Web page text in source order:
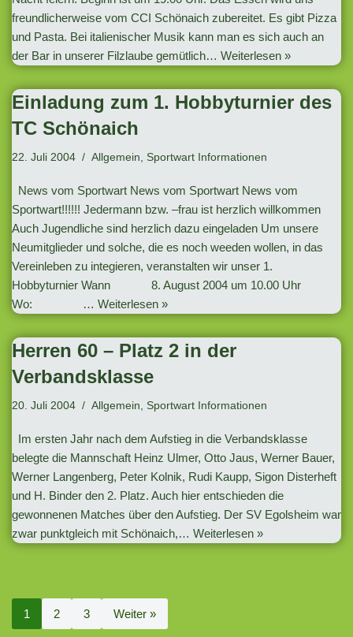
freundlicherweise vom CCI Schönaich zubereitet. Es gibt Pizza
und Pasta. Bei italienischer Musik kann man es sich auch an
der Bar in unserer Filzlaube gemütlich… Weiterlesen »
Einladung zum 1. Hobbyturnier des
TC Schönaich
22. Juli 2004 Allgemein, Sportwart Informationen
News vom Sportwart News vom Sportwart News vom
Sportwart!!!!!! Jedermann bzw. –frau ist herzlich willkommen
Auch Jugendliche sind herzlich dazu eingeladen Um unsere
Neumitglieder und solche, die es noch weeden wollen, in das
Vereinleben zu integieren, veranstalten wir unser 1.
Hobbyturnier Wann 8. August 2004 um 10.00 Uhr
Wo: … Weiterlesen »
Herren 60 – Platz 2 in der
Verbandsklasse
20. Juli 2004 Allgemein, Sportwart Informationen
Im ersten Jahr nach dem Aufstieg in die Verbandsklasse
belegte die Mannschaft Heinz Ulmer, Otto Jaus, Werner Bauer,
Werner Langenberg, Peter Kolnik, Rudi Kaupp, Sigon Disterheft
und H. Binder den 2. Platz. Auch hier entschieden die
gewonnenen Matches über den Aufstieg. Der SV Egolsheim war
zwar punktgleich mit Schönaich,… Weiterlesen »
1 2 3 Weiter »